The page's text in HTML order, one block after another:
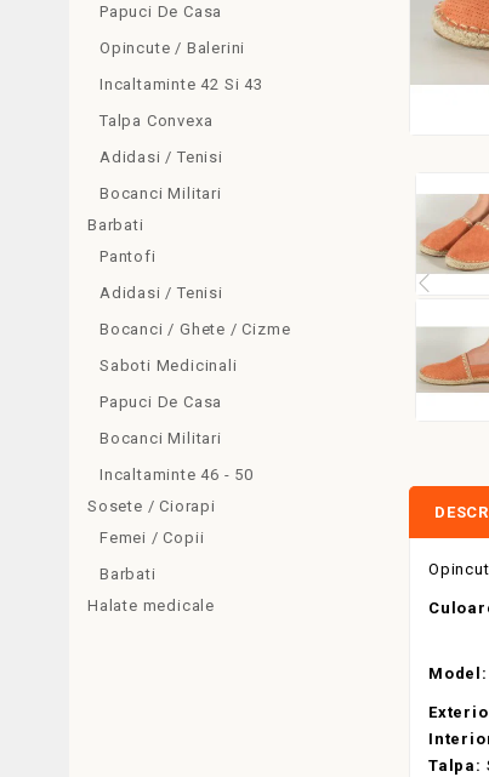
Papuci De Casa
Opincute / Balerini
Incaltaminte 42 Si 43
Talpa Convexa
Adidasi / Tenisi
Bocanci Militari
Barbati
Pantofi
Adidasi / Tenisi
Bocanci / Ghete / Cizme
Saboti Medicinali
Papuci De Casa
Bocanci Militari
Incaltaminte 46 - 50
Sosete / Ciorapi
Femei / Copii
Barbati
Halate medicale
Model:
Talpa: